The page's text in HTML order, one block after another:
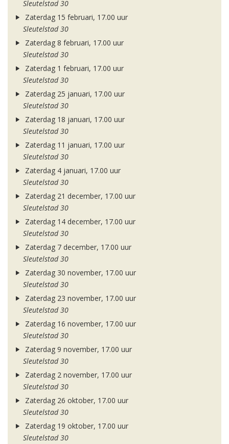
Sleutelstad 30
Zaterdag 15 februari, 17.00 uur
Sleutelstad 30
Zaterdag 8 februari, 17.00 uur
Sleutelstad 30
Zaterdag 1 februari, 17.00 uur
Sleutelstad 30
Zaterdag 25 januari, 17.00 uur
Sleutelstad 30
Zaterdag 18 januari, 17.00 uur
Sleutelstad 30
Zaterdag 11 januari, 17.00 uur
Sleutelstad 30
Zaterdag 4 januari, 17.00 uur
Sleutelstad 30
Zaterdag 21 december, 17.00 uur
Sleutelstad 30
Zaterdag 14 december, 17.00 uur
Sleutelstad 30
Zaterdag 7 december, 17.00 uur
Sleutelstad 30
Zaterdag 30 november, 17.00 uur
Sleutelstad 30
Zaterdag 23 november, 17.00 uur
Sleutelstad 30
Zaterdag 16 november, 17.00 uur
Sleutelstad 30
Zaterdag 9 november, 17.00 uur
Sleutelstad 30
Zaterdag 2 november, 17.00 uur
Sleutelstad 30
Zaterdag 26 oktober, 17.00 uur
Sleutelstad 30
Zaterdag 19 oktober, 17.00 uur
Sleutelstad 30